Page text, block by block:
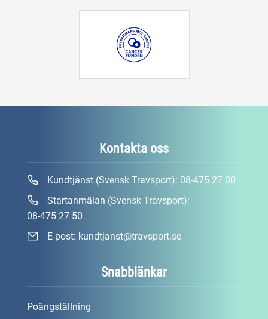
Snabblänkar
Poängställning
Kontakta oss
Kundtjänst (Svensk Travsport): 08-475 27 00
Startanmälan (Svensk Travsport):
08-475 27 50
E-post: kundtjanst@travsport.se